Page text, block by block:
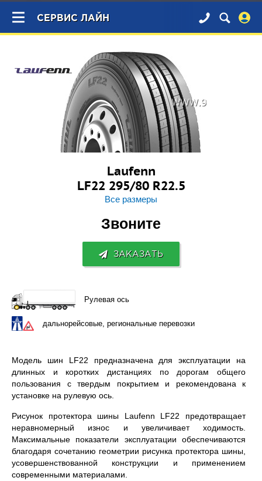
×
СЕРВИС ЛАЙН
Laufenn
LF22 295/80 R22.5
Все размеры
Звоните
ЗАКАЗАТЬ
Рулевая ось
дальнорейсовые, региональные перевозки
Модель шин LF22 предназначена для эксплуатации на
длинных и коротких дистанциях по дорогам общего
пользования с твердым покрытием и рекомендована к
установке на рулевую ось.
Рисунок протектора шины Laufenn LF22 предотвращает
неравномерный износ и увеличивает ходимость.
Максимальные показатели эксплуатации обеспечиваются
благодаря сочетанию геометрии рисунка протектора шины,
усовершенствованной конструкции и применением
современными материалами.